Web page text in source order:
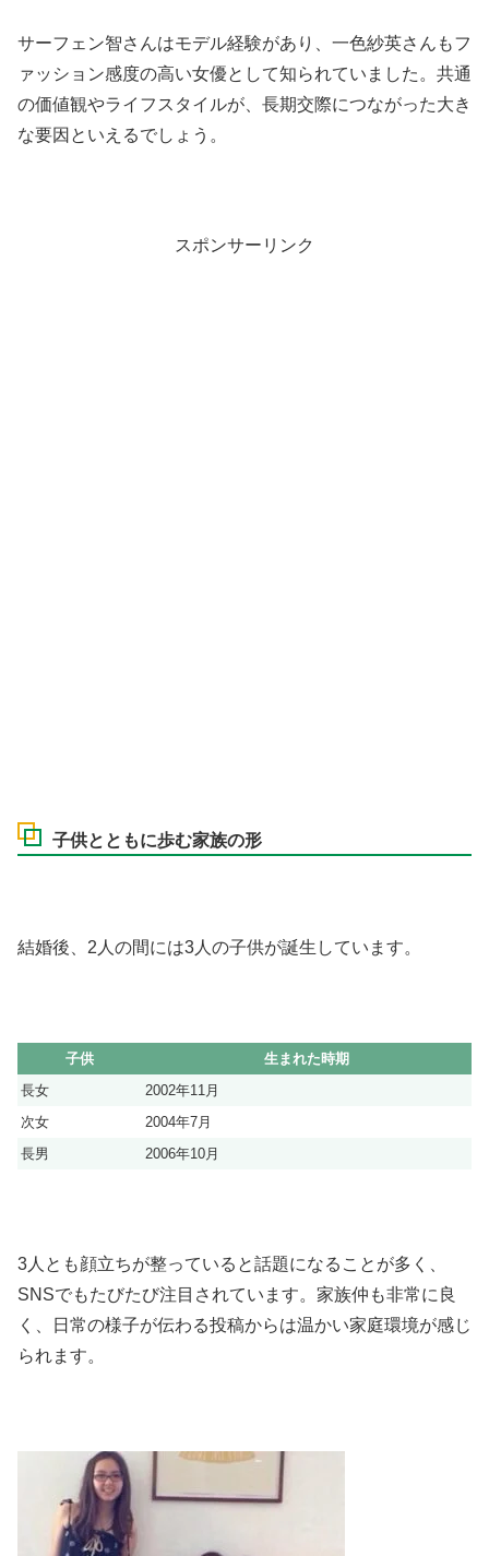
サーフェン智さんはモデル経験があり、一色紗英さんもフ
ァッション感度の高い女優として知られていました。共通
の価値観やライフスタイルが、長期交際につながった大き
な要因といえるでしょう。
スポンサーリンク
子供とともに歩む家族の形
結婚後、2人の間には3人の子供が誕生しています。
子供
生まれた時期
長女
2002年11月
次女
2004年7月
長男
2006年10月
3人とも顔立ちが整っていると話題になることが多く、
SNSでもたびたび注目されています。家族仲も非常に良
く、日常の様子が伝わる投稿からは温かい家庭環境が感じ
られます。